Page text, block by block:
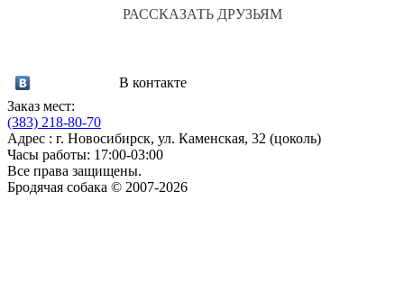
РАССКАЗАТЬ ДРУЗЬЯМ
В контакте
Заказ мест:
(383) 218-80-70
Адрес : г. Новосибирск, ул. Каменская, 32 (цоколь)
Часы работы: 17:00-03:00
Все права защищены.
Бродячая собака © 2007-2026